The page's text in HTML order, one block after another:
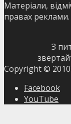
Матеріали,
правах реклами.
З
Copyright ©
Facebook
YouTube